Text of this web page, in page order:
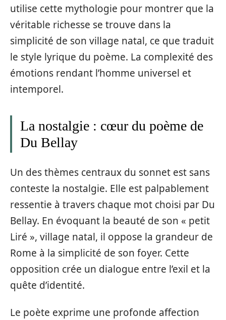
utilise cette mythologie pour montrer que la
véritable richesse se trouve dans la
simplicité de son village natal, ce que traduit
le style lyrique du poème. La complexité des
émotions rendant l’homme universel et
intemporel.
La nostalgie : cœur du poème de
Du Bellay
Un des thèmes centraux du sonnet est sans
conteste la nostalgie. Elle est palpablement
ressentie à travers chaque mot choisi par Du
Bellay. En évoquant la beauté de son « petit
Liré », village natal, il oppose la grandeur de
Rome à la simplicité de son foyer. Cette
opposition crée un dialogue entre l’exil et la
quête d’identité.
Le poète exprime une profonde affection